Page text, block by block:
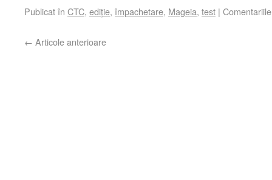
Publicat în CTC, ediție, împachetare, Mageia, test |
← Articole anterioare